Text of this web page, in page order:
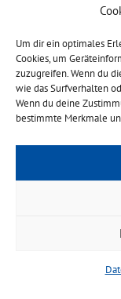
Um dir ein optimales
Cookies, um
zuzugreifen. Wenn du
wie das Surfverhalten
Wenn du deine
bestimmte Merkmale
Montag bis
7:15 – 16:30
Freitag: